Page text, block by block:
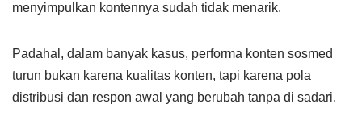
menyimpulkan kontennya sudah tidak menarik.
Padahal, dalam banyak kasus, performa konten sosmed
turun bukan karena kualitas konten, tapi karena pola
distribusi dan respon awal yang berubah tanpa di sadari.